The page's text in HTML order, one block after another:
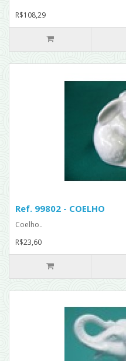
R$108,29
Ref. 99802 - COELHO
Coelho..
R$23,60